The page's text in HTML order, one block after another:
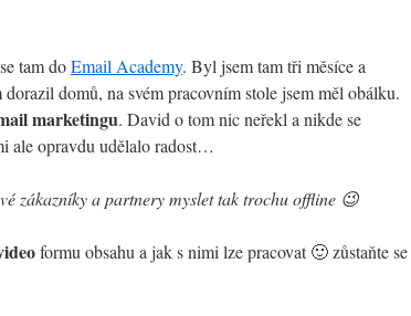
tam doEmail Academy. Byl jsem tam tři měsíce a
domů, na svém pracovním stole jsem měl obálku.
marketingu. David o tom nic neřekl a nikde se
ale opravdu udělalo radost…
zákazníky a partnery myslet tak trochu offline 😉
formu obsahu a jak s nimi lze pracovat 🙂 zůstaňte se